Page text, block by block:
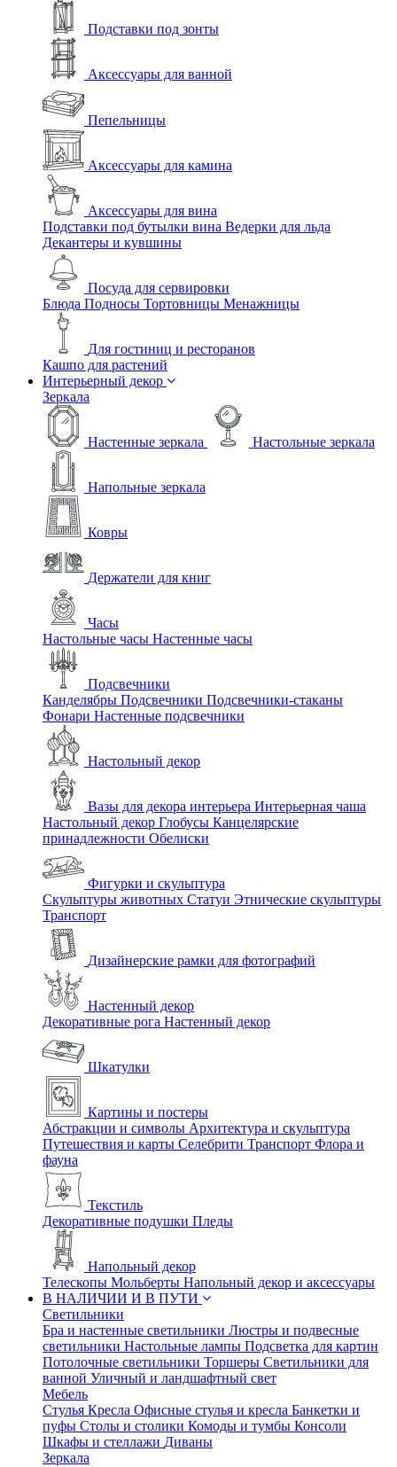
Подставки под зонты
Аксессуары для ванной
Пепельницы
Аксессуары для камина
Аксессуары для вина
Подставки под бутылки вина Ведерки для льда
Декантеры и кувшины
Посуда для сервировки
Блюда Подносы Тортовницы Менажницы
Для гостиниц и ресторанов
Кашпо для растений
Интерьерный декор
Зеркала
Настенные зеркала Настольные зеркала
Напольные зеркала
Ковры
Держатели для книг
Часы
Настольные часы Настенные часы
Подсвечники
Канделябры Подсвечники Подсвечники-стаканы
Фонари Настенные подсвечники
Настольный декор
Вазы для декора интерьера Интерьерная чаша
Настольный декор Глобусы Канцелярские
принадлежности Обелиски
Фигурки и скульптура
Скульптуры животных Статуи Этнические скульптуры
Транспорт
Дизайнерские рамки для фотографий
Настенный декор
Декоративные рога Настенный декор
Шкатулки
Картины и постеры
Абстракции и символы Архитектура и скульптура
Путешествия и карты Селебрити Транспорт Флора и
фауна
Текстиль
Декоративные подушки Пледы
Напольный декор
Телескопы Мольберты Напольный декор и аксессуары
В НАЛИЧИИ И В ПУТИ
Светильники
Бра и настенные светильники Люстры и подвесные
светильники Настольные лампы Подсветка для картин
Потолочные светильники Торшеры Светильники для
ванной Уличный и ландшафтный свет
Мебель
Стулья Кресла Офисные стулья и кресла Банкетки и
пуфы Столы и столики Комоды и тумбы Консоли
Шкафы и стеллажи Диваны
Зеркала